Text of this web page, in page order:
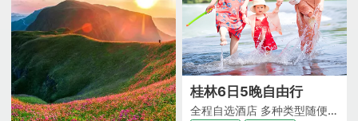
桂林6日5晚自由行
全程自选酒店 多种类型随便选 桂林阳朔随心选